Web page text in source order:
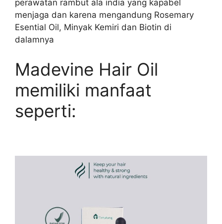
perawatan rambut ala india yang kapabel
menjaga dan karena mengandung Rosemary
Esential Oil, Minyak Kemiri dan Biotin di
dalamnya
Madevine Hair Oil
memiliki manfaat
seperti: